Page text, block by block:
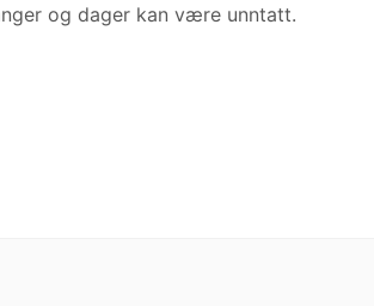
og dager kan være unntatt.